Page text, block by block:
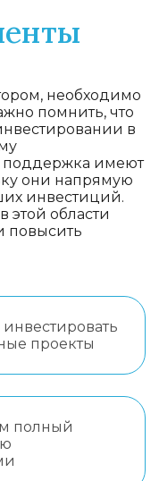
необходимо
помнить, что
в
поддержка имеют
они напрямую
инвестиций.
этой области
повысить
проекты
полный